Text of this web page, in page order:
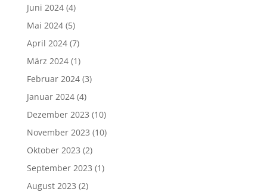
Juni 2024(4)
Mai 2024(5)
April 2024(7)
März 2024(1)
Februar 2024(3)
Januar 2024(4)
Dezember 2023 (10)
November 2023 (10)
Oktober 2023 (2)
September 2023 (1)
August 2023 (2)